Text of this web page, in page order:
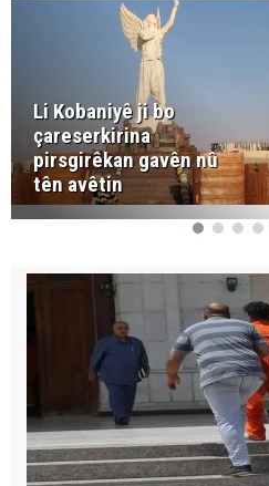
Li Kobaniyê ji bo
çareserkirina
pirsgirêkan gavên nû
tên avêtin